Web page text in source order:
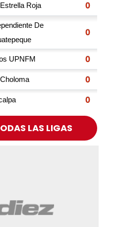
LAS LIGAS